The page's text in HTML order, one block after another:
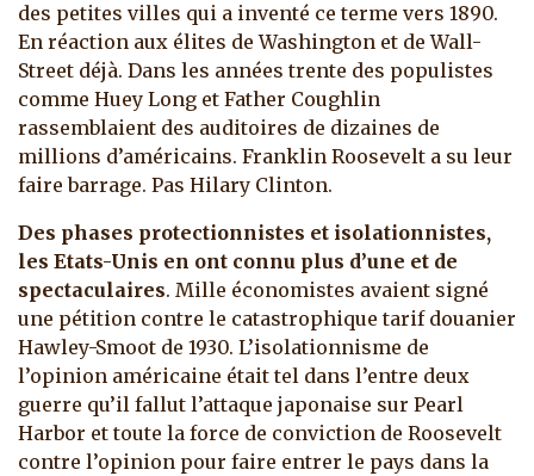
des petites villes qui a inventé ce terme vers 1890.
En réaction aux élites de Washington et de Wall-
Street déjà. Dans les années trente des populistes
comme Huey Long et Father Coughlin
rassemblaient des auditoires de dizaines de
millions d’américains. Franklin Roosevelt a su leur
faire barrage. Pas Hilary Clinton.
Des phases protectionnistes et isolationnistes,
les Etats-Unis en ont connu plus d’une et de
spectaculaires. Mille économistes avaient signé
une pétition contre le catastrophique tarif douanier
Hawley-Smoot de 1930. L’isolationnisme de
l’opinion américaine était tel dans l’entre deux
guerre qu’il fallut l’attaque japonaise sur Pearl
Harbor et toute la force de conviction de Roosevelt
contre l’opinion pour faire entrer le pays dans la